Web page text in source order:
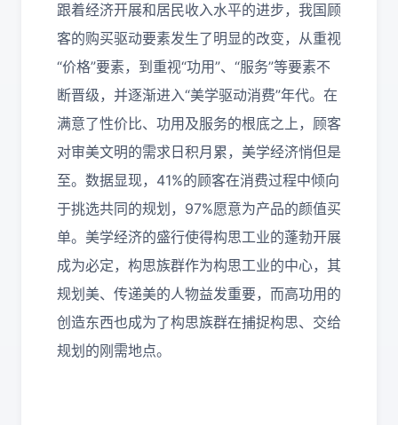
跟着经济开展和居民收入水平的进步，我国顾
客的购买驱动要素发生了明显的改变，从重视
“价格”要素，到重视“功用”、“服务”等要素不
断晋级，并逐渐进入“美学驱动消费”年代。在
满意了性价比、功用及服务的根底之上，顾客
对审美文明的需求日积月累，美学经济悄但是
至。数据显现，41%的顾客在消费过程中倾向
于挑选共同的规划，97%愿意为产品的颜值买
单。美学经济的盛行使得构思工业的蓬勃开展
成为必定，构思族群作为构思工业的中心，其
规划美、传递美的人物益发重要，而高功用的
创造东西也成为了构思族群在捕捉构思、交给
规划的刚需地点。